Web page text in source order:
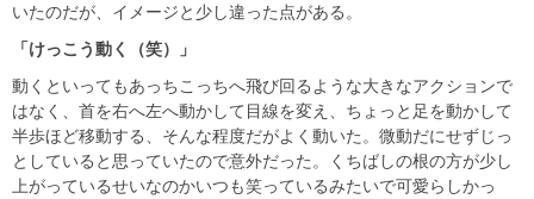
いたのだが、イメージと少し違った点がある。
「けっこう動く（笑）」
動くといってもあっちこっちへ飛び回るような大きなアクションで
はなく、首を右へ左へ動かして目線を変え、ちょっと足を動かして
半歩ほど移動する、そんな程度だがよく動いた。微動だにせずじっ
としていると思っていたので意外だった。くちばしの根の方が少し
上がっているせいなのかいつも笑っているみたいで可愛らしかっ